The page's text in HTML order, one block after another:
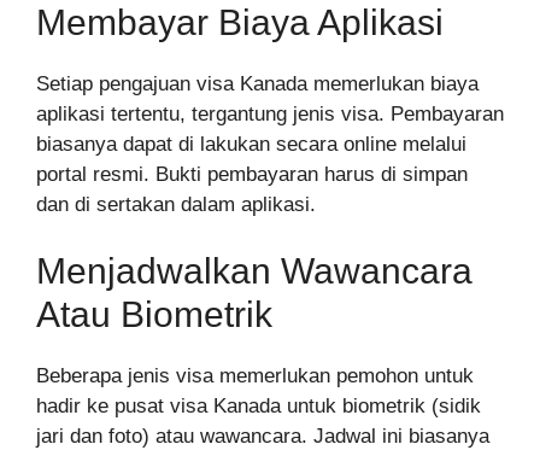
Membayar Biaya Aplikasi
Setiap pengajuan visa Kanada memerlukan biaya
aplikasi tertentu, tergantung jenis visa. Pembayaran
biasanya dapat di lakukan secara online melalui
portal resmi. Bukti pembayaran harus di simpan
dan di sertakan dalam aplikasi.
Menjadwalkan Wawancara
Atau Biometrik
Beberapa jenis visa memerlukan pemohon untuk
hadir ke pusat visa Kanada untuk biometrik (sidik
jari dan foto) atau wawancara. Jadwal ini biasanya